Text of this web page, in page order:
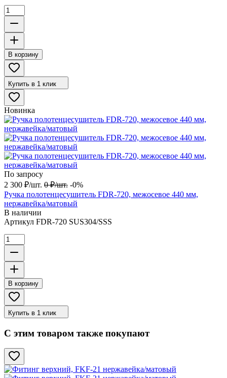
В корзину
Купить в 1 клик
Новинка
По запросу
2 300 ₽/шт. 0 ₽/шт. -0%
Ручка полотенцесушитель FDR-720, межосевое 440 мм,
нержавейка/матовый
В наличии
Артикул FDR-720 SUS304/SSS
В корзину
Купить в 1 клик
С этим товаром также покупают